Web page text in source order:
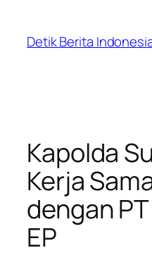
content
Detik Berita
Kapolda
Kerja
dengan
EP